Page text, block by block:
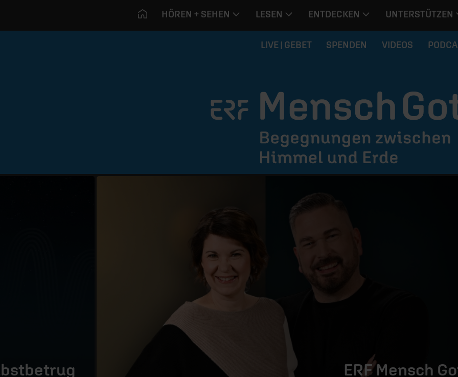
HÖREN + SEHEN LESEN ENTDECKEN UNTERSTÜTZEN
LIVE | GEBET SPENDEN VIDEOS
ERF Mensch